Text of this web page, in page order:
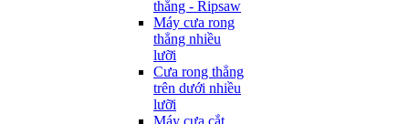
thẳng - Ripsaw
Máy cưa rong
thẳng nhiều
lưỡi
Cưa rong thẳng
trên dưới nhiều
lưỡi
Máy cưa cắt